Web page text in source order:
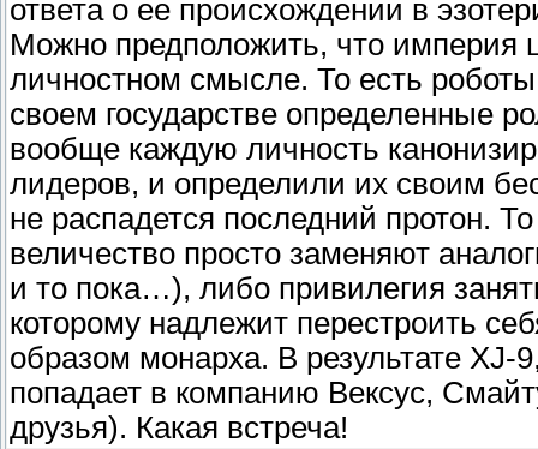
ответа о ее происхождении в
Можно предположить, что империя
личностном смысле. То есть
своем государстве определенные
вообще каждую личность
лидеров, и определили их своим
не распадется последний протон.
величество просто заменяют
и то пока…), либо привилегия
которому надлежит перестроить
образом монарха. В результате
попадает в компанию Вексус,
друзья). Какая встреча!